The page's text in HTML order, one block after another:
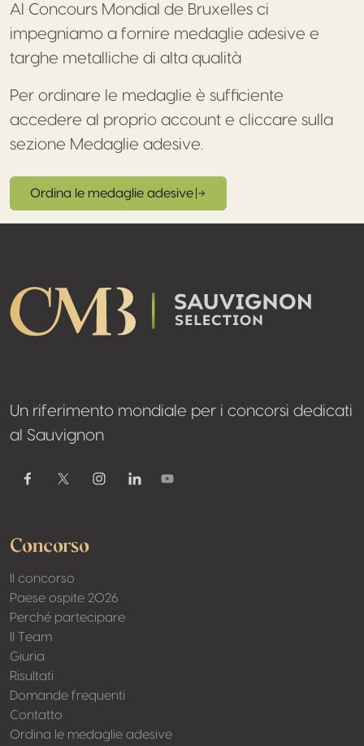
Al Concours Mondial de Bruxelles ci
impegniamo a fornire medaglie adesive e
targhe metalliche di alta qualità
Per ordinare le medaglie è sufficiente
accedere al proprio account e cliccare sulla
sezione Medaglie adesive.
Ordina le medaglie adesive
Un riferimento mondiale per i concorsi dedicati
al Sauvignon
FacebookTwitter / XInstagramLinkedinYoutube
Concorso
Il concorso
Paese ospite 2026
Perché partecipare
Il Team
Giuria
Risultati
Domande frequenti
Contatto
Ordina le medaglie adesive